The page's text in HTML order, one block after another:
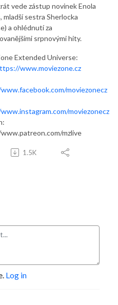
vede zástup novinek Enola
mladší sestra Sherlocka
a ohlédnutí za
srpnovými hity.
Extended Universe:
www.moviezone.cz
moviezonecz
moviezonecz
mzlive
1.5K
Log in